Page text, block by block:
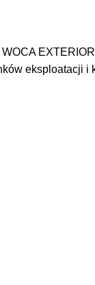
eksploatacji i